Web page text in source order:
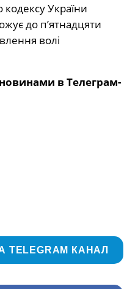
України
до п’ятнадцяти
волі
в Телеграм-
TELEGRAM КАНАЛ